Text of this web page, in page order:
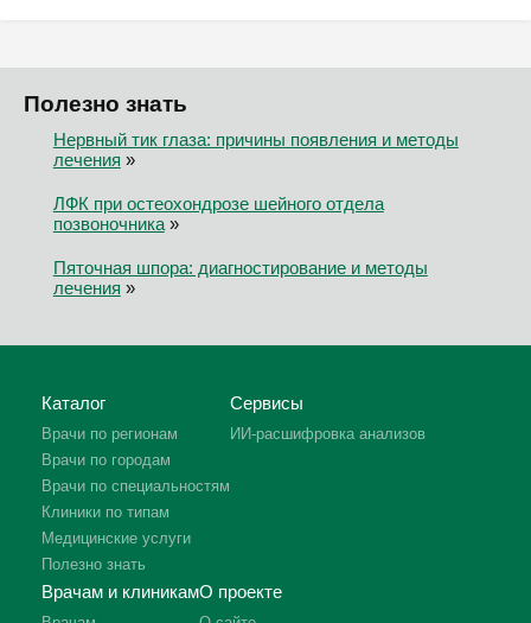
Полезно знать
Нервный тик глаза: причины появления и методы
лечения »
ЛФК при остеохондрозе шейного отдела
позвоночника»
Пяточная шпора: диагностирование и методы
лечения »
Каталог
Врачи по регионам
Врачи по городам
Врачи по специальностям
Клиники по типам
Медицинские услуги
Полезно знать
Сервисы
ИИ-расшифровка анализов
Врачам и клиникамО проекте